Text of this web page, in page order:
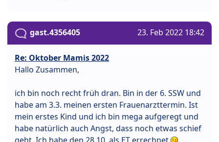
gast.4356405 23. Feb 2022 18:42
Re: Oktober Mamis 2022
Hallo Zusammen,
ich bin noch recht früh dran. Bin in der 6. SSW und
habe am 3.3. meinen ersten Frauenarzttermin. Ist
mein erstes Kind und ich bin mega aufgeregt und
habe natürlich auch Angst, dass noch etwas schief